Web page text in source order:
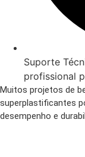
Suporte
profissional
Muitos projetos de
superplastificantes
desempenho e